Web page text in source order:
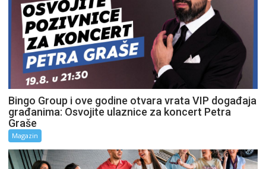
Bingo Group i ove godine otvara vrata VIP događaja
građanima: Osvojite ulaznice za koncert Petra
Graše
Magazin